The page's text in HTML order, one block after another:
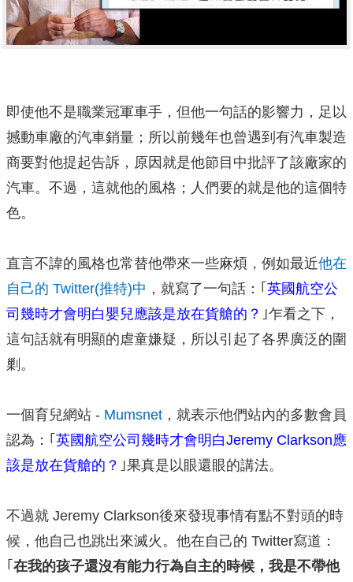
即使他不是職業冠軍車手，但他一句話的影響力，足以
撼動車廠的汽車銷量；所以前幾年也曾遇到有汽車製造
商要對他提起告訴，原因就是他節目中批評了該廠家的
汽車。不過，這就他的風格；人們要的就是他的這個特
色。
直言不諱的風格也常替他帶來一些麻煩，例如最近他在
自己的 Twitter(推特)中 ，就寫了一句話：｢ 英國航空公
司幾時才會明白嬰兒應該是放在貨艙的？ ｣乍看之下，
這句話就有明顯的虐童嫌疑，所以引起了各界廣泛的圍
剿。
一個育兒網站 - Mumsnet ，就表示他們站內的多數會員
認為：｢ 英國航空公司幾時才會明白Jeremy Clarkson應
該是放在貨艙的？ ｣果真是以眼還眼的講法。
不過就 Jeremy Clarkson後來發現事情有點不對頭的時
候，他自己也跳出來滅火。他在自己的 Twitter寫道：
｢ 在我的孩子還沒有能力行為自主的時候，我是不帶他